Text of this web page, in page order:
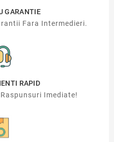
GARANTIE
Fara Intermedieri.
RAPID
Imediate!